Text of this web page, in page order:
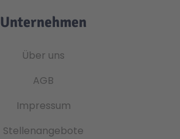
Unternehmen
Über uns
AGB
Impressum
Stellenangebote